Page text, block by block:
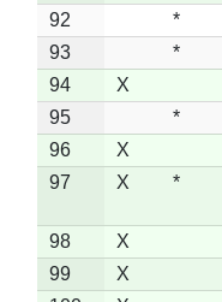
92
*
93
*
94
X
95
*
96
X
97
X *
98 X
99
X